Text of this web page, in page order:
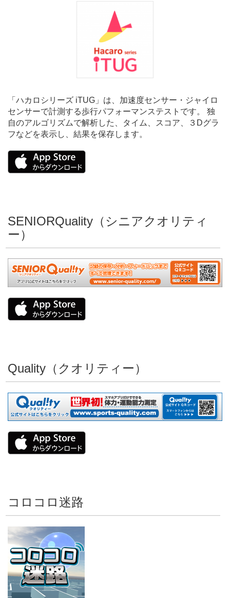
「ハカロシリーズ iTUG」は、加速度センサー・ジャイロ
センサーで計測する歩行パフォーマンステストです。 独
自のアルゴリズムで解析した、タイム、スコア、３Dグラ
フなどを表示し、結果を保存します。
SENIORQuality（シニアクオリティ
ー）
Quality（クオリティー）
コロコロ迷路